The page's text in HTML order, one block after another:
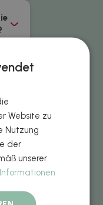
Website zu
Nutzung
der
unserer